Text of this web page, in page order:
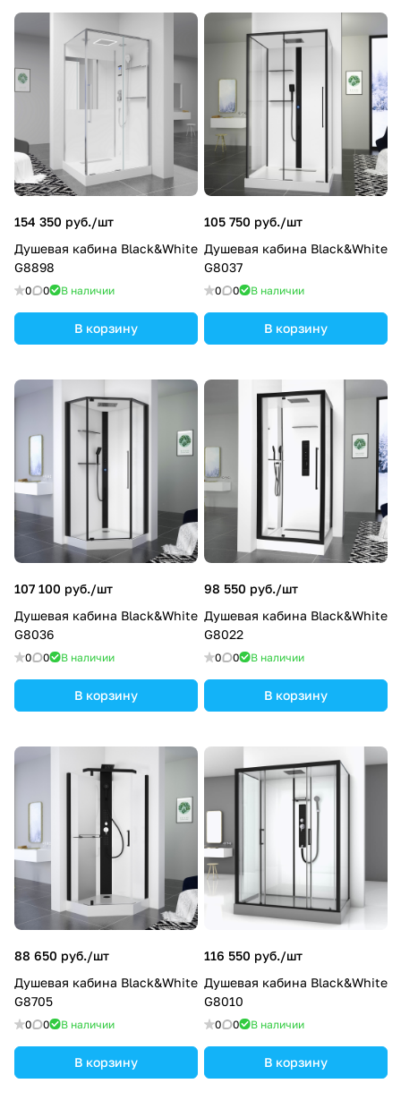
154 350 руб./шт
Душевая кабина Black&White
G8898
0 0 В наличии
В корзину
105 750 руб./шт
Душевая кабина Black&White
G8037
0 0 В наличии
В корзину
107 100 руб./шт
Душевая кабина Black&White
G8036
0 0 В наличии
В корзину
98 550 руб./шт
Душевая кабина Black&White
G8022
0 0 В наличии
В корзину
88 650 руб./шт
Душевая кабина Black&White
G8705
0 0 В наличии
В корзину
116 550 руб./шт
Душевая кабина Black&White
G8010
0 0 В наличии
В корзину